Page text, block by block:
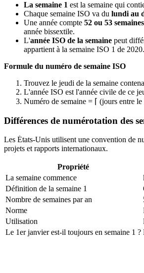
La semaine 1 est la semaine qui
Chaque semaine ISO va du lundi au
Une année compte 52 ou 53
année bissextile.
L'année ISO de la semaine peut
appartient à la semaine ISO 1 de 2020.
Formule du numéro de semaine ISO
Trouvez le jeudi de la semaine
L'année ISO est l'année civile de ce
Numéro de semaine = ⌈ (jours entre
Différences de numérotation des
Les États-Unis utilisent une convention de
projets et rapports internationaux.
Propriété
La semaine commence
Définition de la semaine 1
Nombre de semaines par an
Norme
Utilisation
Le 1er janvier est-il toujours en semaine 1 ?